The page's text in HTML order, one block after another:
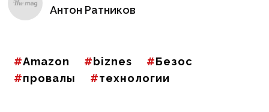
Антон Ратников
Amazon biznes
Безос
провалы
технологии